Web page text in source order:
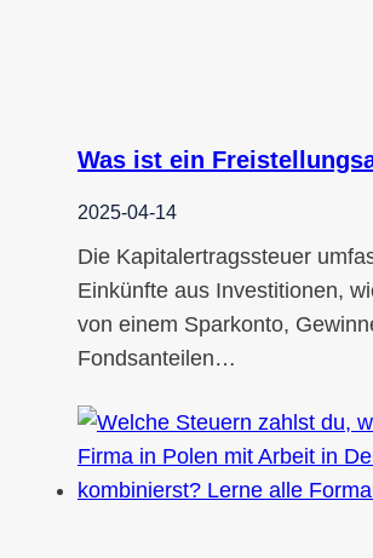
Was ist ein
2025-04-14
Die Kapitalertragssteuer
Einkünfte aus Investitionen,
von einem Sparkonto,
Fondsanteilen…